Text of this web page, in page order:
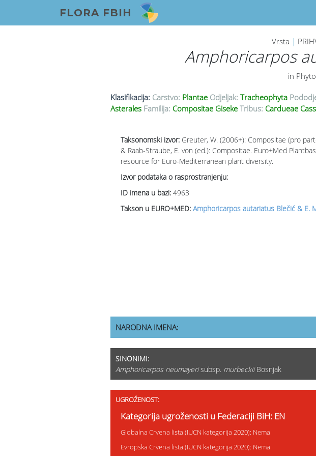
FLORA FBIH
Vrsta |
Amphoricarpos
in
Klasifikacija: Carstvo: Plantae Odjeljak: Tracheophyta
Asterales Familija: Compositae Giseke Tribus: Cardueae
Taksonomski izvor: Greuter, W. (2006+): Compositae (pro
& Raab-Straube, E. von (ed.): Compositae. Euro+Med
resource for Euro-Mediterranean plant diversity.
Izvor podataka o rasprostranjenju:
ID imena u bazi: 4963
Takson u EURO+MED: Amphoricarpos autariatus Blečić & E.
NARODNA IMENA:
SINONIMI:
Amphoricarpos neumayerisubsp. murbeckiiBosnjak
UGROŽENOST:
Kategorija ugroženosti u Federaciji BiH: EN
Globalna Crvena lista (IUCN kategorija 2020): Nema
Evropska Crvena lista (IUCN kategorija 2020): Nema